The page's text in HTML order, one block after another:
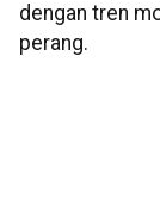
dengan tren
perang.